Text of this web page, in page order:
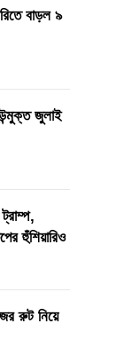
বাড়ল ৯
জুলাই
হুঁশিয়ারিও
রুট নিয়ে